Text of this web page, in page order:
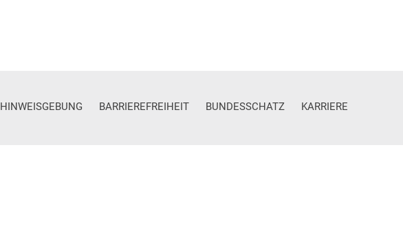
HINWEISGEBUNG BARRIEREFREIHEIT BUNDESSCHATZ KARRIERE